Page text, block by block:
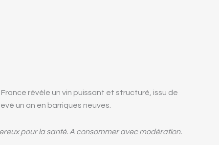
France révèle un vin puissant et structuré, issu de
un an en barriques neuves.
pour la santé. A consommer avec modération.